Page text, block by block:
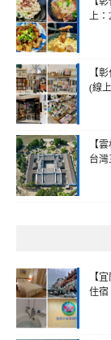
上
【
(線
【
台
【
住宿